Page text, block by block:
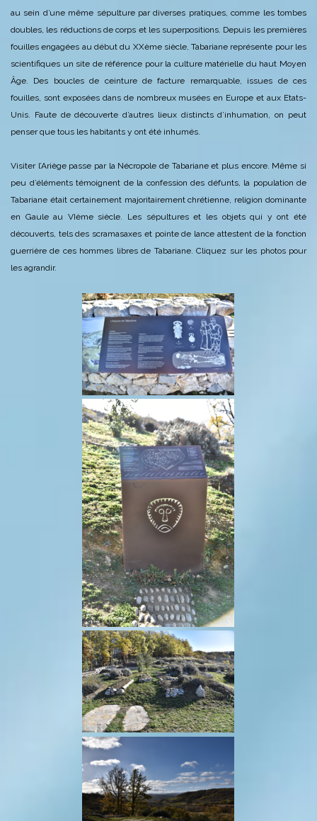
au sein d’une même sépulture par diverses pratiques, comme les tombes
doubles, les réductions de corps et les superpositions. Depuis les premières
fouilles engagées au début du XXème siècle, Tabariane représente pour les
scientifiques un site de référence pour la culture matérielle du haut Moyen
Âge. Des boucles de ceinture de facture remarquable, issues de ces
fouilles, sont exposées dans de nombreux musées en Europe et aux Etats-
Unis.
Faute de découverte d’autres lieux distincts d’inhumation, on peut
penser que tous les habitants y ont été inhumés.
Visiter l’Ariège passe par la Nécropole de Tabariane et plus encore. Même si
peu d’éléments témoignent de la confession des défunts, la population de
Tabariane était certainement majoritairement chrétienne, religion dominante
en Gaule au VIème siècle. Les sépultures et les objets qui y ont été
découverts, tels des scramasaxes et pointe de lance attestent de la fonction
guerrière de ces hommes libres de Tabariane. Cliquez sur les photos pour
les agrandir.